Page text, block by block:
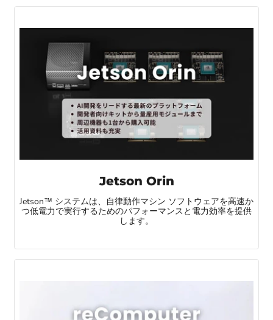
Jetson Orin
Jetson™ システムは、自律動作マシン ソフトウェアを高速か
つ低電力で実行するためのパフォーマンスと電力効率を提供
します。